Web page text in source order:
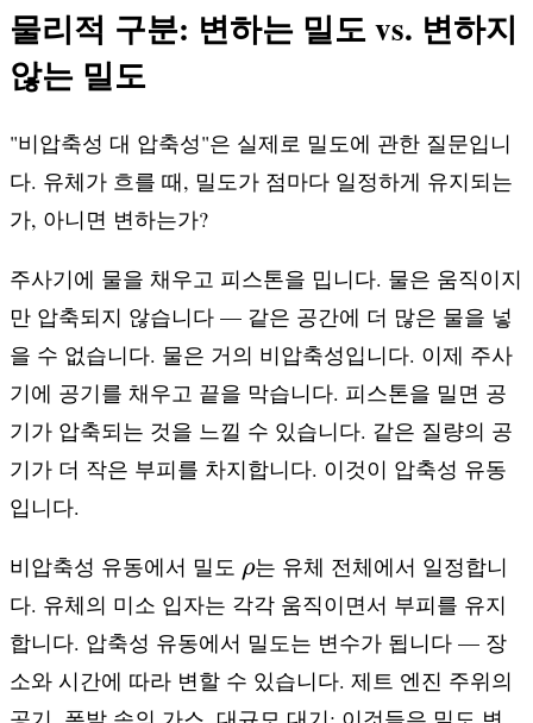
물리적 구분: 변하는 밀도 vs. 변하지
않는 밀도
"비압축성 대 압축성"은 실제로 밀도에 관한 질문입니
다. 유체가 흐를 때, 밀도가 점마다 일정하게 유지되는
가, 아니면 변하는가?
주사기에 물을 채우고 피스톤을 밉니다. 물은 움직이지
만 압축되지 않습니다 — 같은 공간에 더 많은 물을 넣
을 수 없습니다. 물은 거의 비압축성입니다. 이제 주사
기에 공기를 채우고 끝을 막습니다. 피스톤을 밀면 공
기가 압축되는 것을 느낄 수 있습니다. 같은 질량의 공
기가 더 작은 부피를 차지합니다. 이것이 압축성 유동
입니다.
비압축성 유동에서 밀도 \rho
ρ는 유체 전체에서 일정합니
다. 유체의 미소 입자는 각각 움직이면서 부피를 유지
합니다. 압축성 유동에서 밀도는 변수가 됩니다 — 장
소와 시간에 따라 변할 수 있습니다. 제트 엔진 주위의